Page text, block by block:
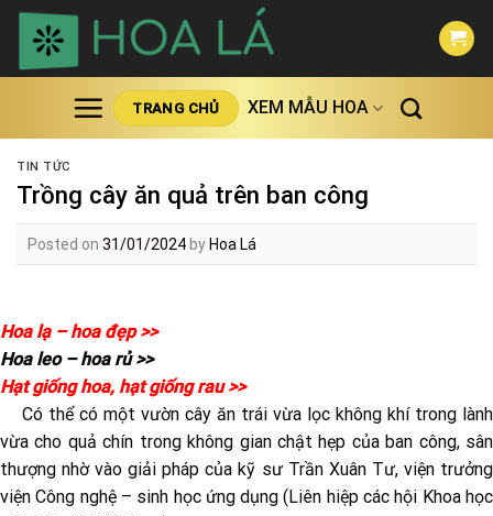
Skip
content
TRANG CHỦ XEM MẪU HOA
TIN TỨC
Trồng cây ăn quả trên ban công
Posted on 31/01/2024 by Hoa Lá
Hoa lạ – hoa đẹp >>
Hoa leo – hoa rủ >>
Hạt giống hoa, hạt giống rau >>
Có thể có một vườn cây ăn trái vừa lọc không khí trong lành
vừa cho quả chín trong không gian chật hẹp của ban công, sân
thượng nhờ vào giải pháp của kỹ sư Trần Xuân Tư, viện trưởng
viện Công nghệ – sinh học ứng dụng (Liên hiệp các hội Khoa học